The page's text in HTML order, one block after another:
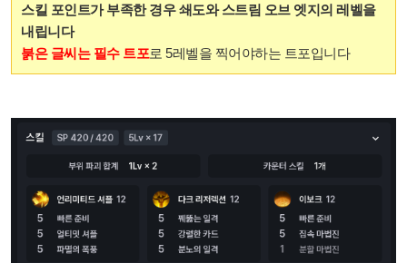
스킬 포인트가 부족한 경우 쇄도와 스트림 오브 엣지의 레벨을
내립니다
붉은 글씨는 필수 트포로 5레벨을 찍어야하는 트포입니다